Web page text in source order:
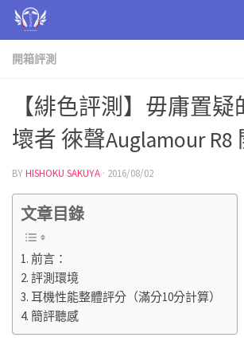
Skip to content
開箱評測
【緋色評測】毋庸置
壞者 徠聲Auglamour R8
BYHISHOKU SAKUYA · 2016/08/02
文章目錄
前言：
評測環境
耳機性能整體評分（滿分10分計算）
簡評聽感